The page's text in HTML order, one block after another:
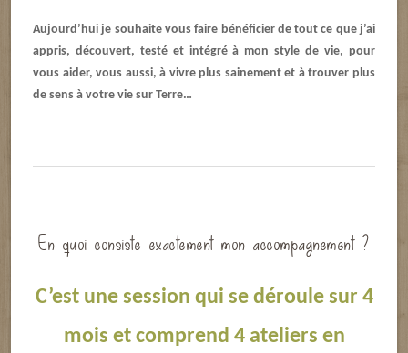
Aujourd’hui je souhaite vous faire bénéficier de tout ce que j’ai
appris, découvert, testé et intégré à mon style de vie, pour
vous aider, vous aussi, à vivre plus sainement et à trouver plus
de sens à votre vie sur Terre…
En quoi consiste exactement mon accompagnement ?
C’est une session qui se déroule sur 4
mois et comprend 4 ateliers en